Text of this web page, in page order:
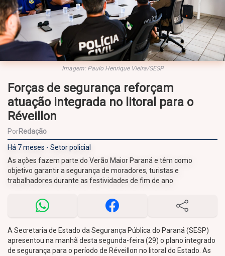
Imagem: Paulo Henrique Vieira/SESP
Forças de segurança reforçam
atuação integrada no litoral para o
Réveillon
PorRedação
Há 7 meses - Setor policial
As ações fazem parte do Verão Maior Paraná e têm como
objetivo garantir a segurança de moradores, turistas e
trabalhadores durante as festividades de fim de ano
A Secretaria de Estado da Segurança Pública do Paraná (SESP)
apresentou na manhã desta segunda-feira (29) o plano integrado
de segurança para o período de Réveillon no litoral do Estado. As